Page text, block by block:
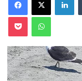
Pocket WhatsApp